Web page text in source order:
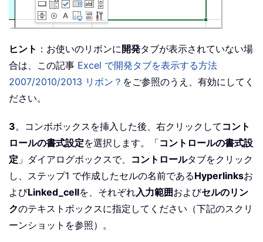
ヒント ：お使いのリボンに開発タブが表示されていない場
合は、この記事 Excel で開発タブを表示する方法
2007/2010/2013 リボン？ をご参照のうえ、有効にしてく
ださい。
3。コンボボックスを挿入した後、右クリックして コント
ロールの書式設定を選択します。「コントロールの書式設
定 」ダイアログボックスで、 コントロールタブをクリック
し、ステップ1 で作成したセルの名前であるHyperlinksお
よびLinked_cellを、それぞれ入力範囲およびセルのリン
クのテキストボックスに指定してください（下記のスクリ
ーンショットを参照）。